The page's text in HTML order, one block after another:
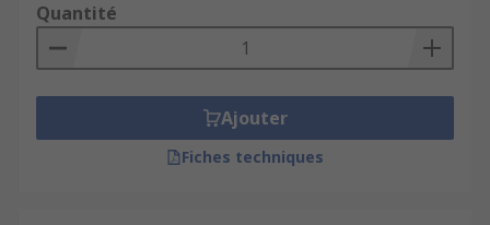
Quantité
Ajouter
Fiches techniques